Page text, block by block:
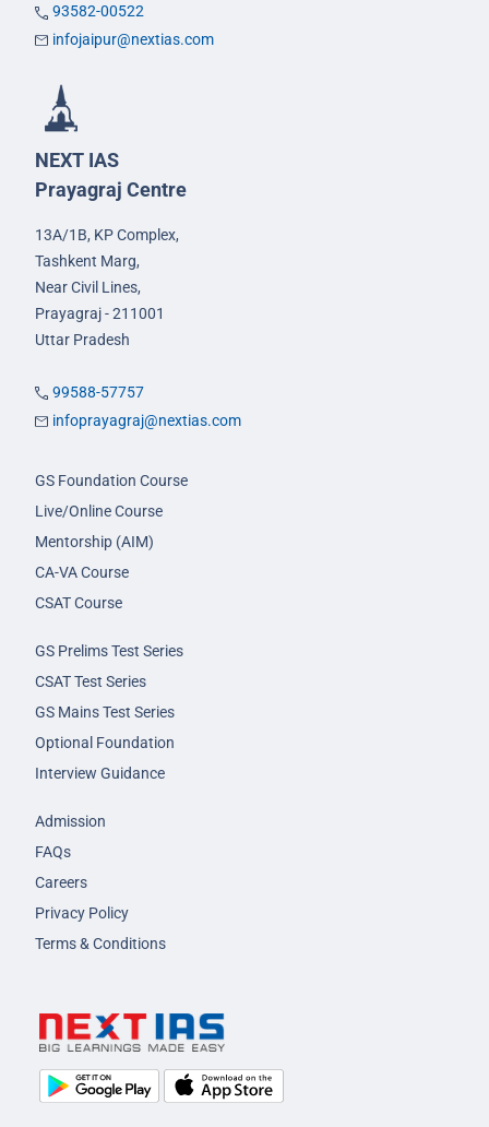
93582-00522
infojaipur@nextias.com
NEXT IAS
Prayagraj Centre
13A/1B, KP Complex,
Tashkent Marg,
Near Civil Lines,
Prayagraj - 211001
Uttar Pradesh
99588-57757
infoprayagraj@nextias.com
GS Foundation Course
Live/Online Course
Mentorship (AIM)
CA-VA Course
CSAT Course
GS Prelims Test Series
CSAT Test Series
GS Mains Test Series
Optional Foundation
Interview Guidance
Admission
FAQs
Careers
Privacy Policy
Terms & Conditions